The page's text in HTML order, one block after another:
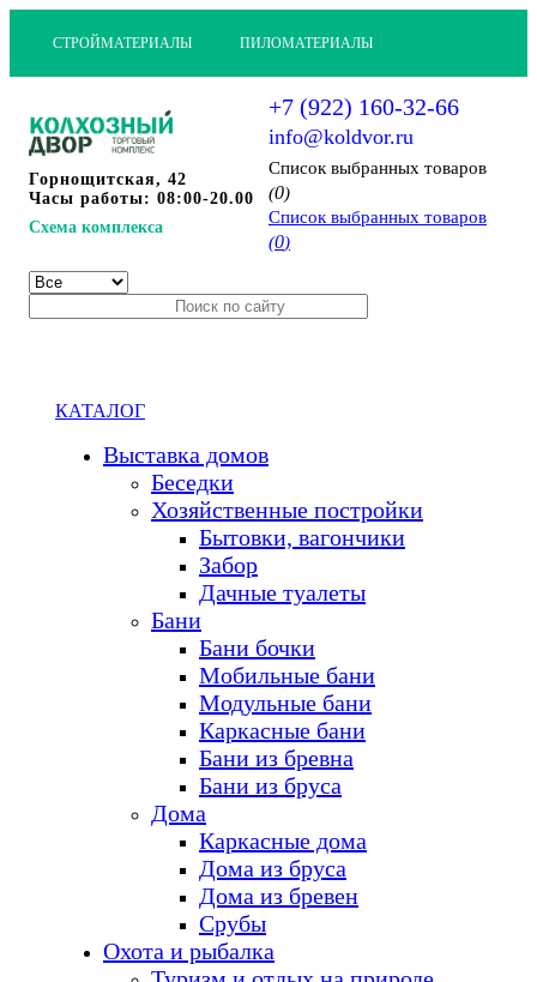
СТРОЙМАТЕРИАЛЫ ПИЛОМАТЕРИАЛЫ
Горнощитская, 42
Часы работы: 08:00-20.00
Схема комплекса
+7 (922) 160-32-66
info@koldvor.ru
Cписок выбранных товаров
(0)
Cписок выбранных товаров
(0)
КАТАЛОГ
Выставка домов
Беседки
Хозяйственные постройки
Бытовки, вагончики
Забор
Дачные туалеты
Бани
Бани бочки
Мобильные бани
Модульные бани
Каркасные бани
Бани из бревна
Бани из бруса
Дома
Каркасные дома
Дома из бруса
Дома из бревен
Срубы
Охота и рыбалка